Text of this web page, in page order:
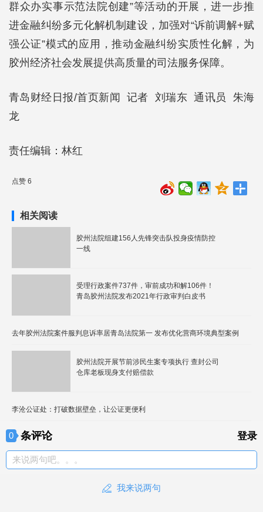
群众办实事示范法院创建”等活动的开展，进一步推
进金融纠纷多元化解机制建设，加强对“诉前调解+赋
强公证”模式的应用，推动金融纠纷实质性化解，为
胶州经济社会发展提供高质量的司法服务保障。
青岛财经日报/首页新闻 记者 刘瑞东 通讯员 朱海
龙
责任编辑：林红
点赞 6
相关阅读
胶州法院组建156人先锋突击队投身疫情防控
一线
受理行政案件737件，审前成功和解106件！
青岛胶州法院发布2021年行政审判白皮书
去年胶州法院案件服判息诉率居青岛法院第一 发布优化营商环境典型案例
胶州法院开展节前涉民生案专项执行 查封公司
仓库老板现身支付赔偿款
李沧公证处：打破数据壁垒，让公证更便利
0 条评论 登录
来说两句吧。。。
我来说两句